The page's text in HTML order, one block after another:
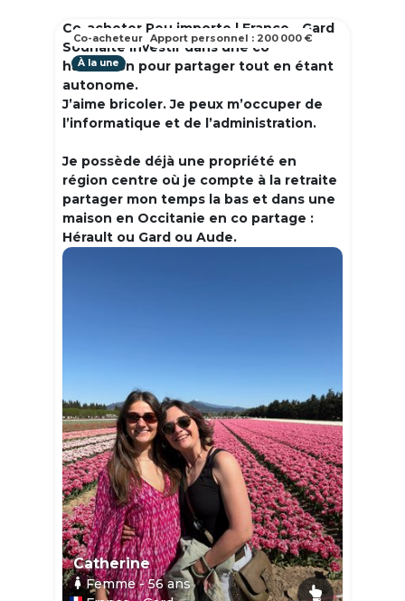
Co-acheter Peu importe | France - Gard
Souhaite investir dans une co
habitation pour partager tout en étant
autonome.
J’aime bricoler. Je peux m’occuper de
l’informatique et de l’administration.
Je possède déjà une propriété en
région centre où je compte à la retraite
partager mon temps la bas et dans une
maison en Occitanie en co partage :
Hérault ou Gard ou Aude.
À la une
Catherine
Femme- 56ans
Co-acheteur Apport personnel : 200 000 €